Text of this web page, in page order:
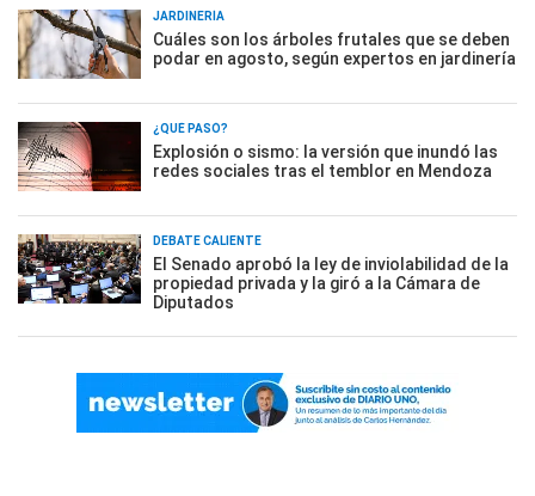
JARDINERÍA
Cuáles son los árboles frutales que se deben
podar en agosto, según expertos en jardinería
¿QUÉ PASÓ?
Explosión o sismo: la versión que inundó las
redes sociales tras el temblor en Mendoza
DEBATE CALIENTE
El Senado aprobó la ley de inviolabilidad de la
propiedad privada y la giró a la Cámara de
Diputados